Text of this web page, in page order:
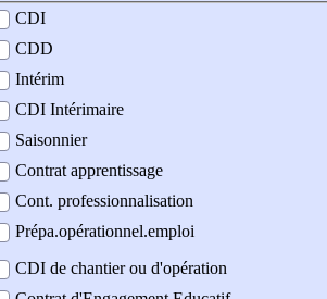
contrat
CDI
CDD
Intérim
CDI Intérimaire
Saisonnier
Contrat apprentissage
Cont. professionnalisation
Prépa.opérationnel.emploi
CDI de chantier ou d'opération